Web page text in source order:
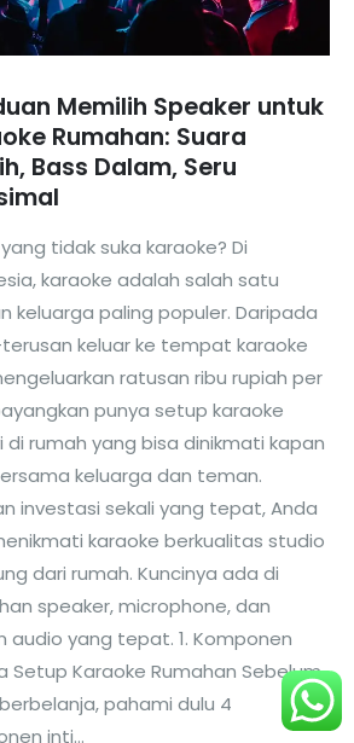
Memilih Speaker untuk
Rumahan: Suara
Bass Dalam, Seru
tidak suka karaoke? Di
karaoke adalah salah satu
keluarga paling populer. Daripada
keluar ke tempat karaoke
ratusan ribu rupiah per
punya setup karaoke
di rumah yang bisa dinikmati kapan
keluarga dan teman.
investasi sekali yang tepat, Anda
karaoke berkualitas studio
dari rumah. Kuncinya ada di
speaker, microphone, dan
audio yang tepat. 1. Komponen
Setup Karaoke Rumahan Sebelum
pahami dulu 4
inti...